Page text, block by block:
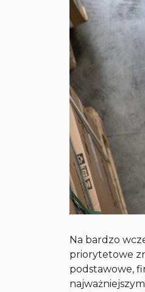
Na bardzo
priorytetowe
podstawowe,